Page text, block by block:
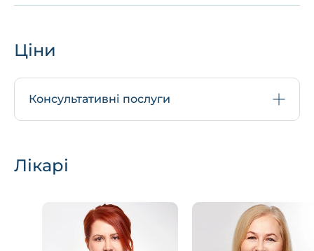
Ціни
Консультативні послуги
Лікарі